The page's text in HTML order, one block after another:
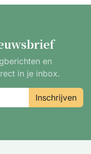
en
in je inbox.
Inschrijven